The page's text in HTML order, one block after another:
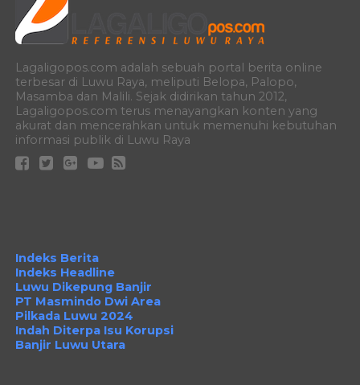
Lagaligopos.com adalah sebuah portal berita online
terbesar di Luwu Raya, meliputi Belopa, Palopo,
Masamba dan Malili. Sejak didirikan tahun 2012,
Lagaligopos.com terus menayangkan konten yang
akurat dan mencerahkan untuk memenuhi kebutuhan
informasi publik di Luwu Raya
Indeks Berita
Indeks Headline
Luwu Dikepung Banjir
PT Masmindo Dwi Area
Pilkada Luwu 2024
Indah Diterpa Isu Korupsi
Banjir Luwu Utara